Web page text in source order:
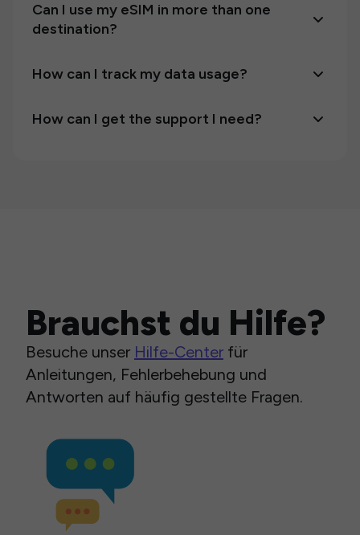
Can I use my eSIM in more than one
destination?
How can I track my data usage?
How can I get the support I need?
Brauchst du Hilfe?
Besuche unser Hilfe-Center für
Anleitungen, Fehlerbehebung und
Antworten auf häufig gestellte Fragen.